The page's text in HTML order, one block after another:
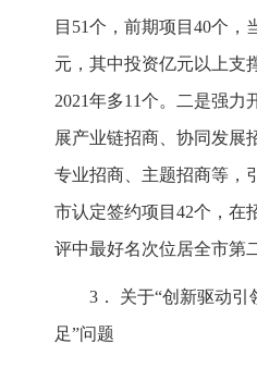
目51个，前期项目40个，
元，其中投资亿元以上支
2021年多11个。二是强力
展产业链招商、协同发展
专业招商、主题招商等，
市认定签约项目42个，在
评中最好名次位居全市第
3． 关于“创新驱动
足”问题